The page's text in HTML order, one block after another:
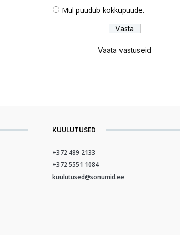
Mul puudub kokkupuude.
Vaata vastuseid
KUULUTUSED
+372 489 2133
+372 5551 1084
kuulutused@sonumid.ee